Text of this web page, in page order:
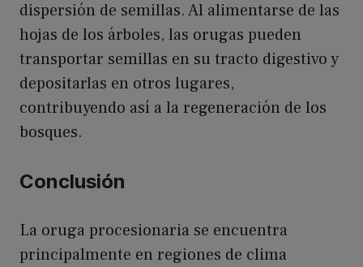
dispersión de semillas. Al alimentarse de las
hojas de los árboles, las orugas pueden
transportar semillas en su tracto digestivo y
depositarlas en otros lugares,
contribuyendo así a la regeneración de los
bosques.
Conclusión
La oruga procesionaria se encuentra
principalmente en regiones de clima